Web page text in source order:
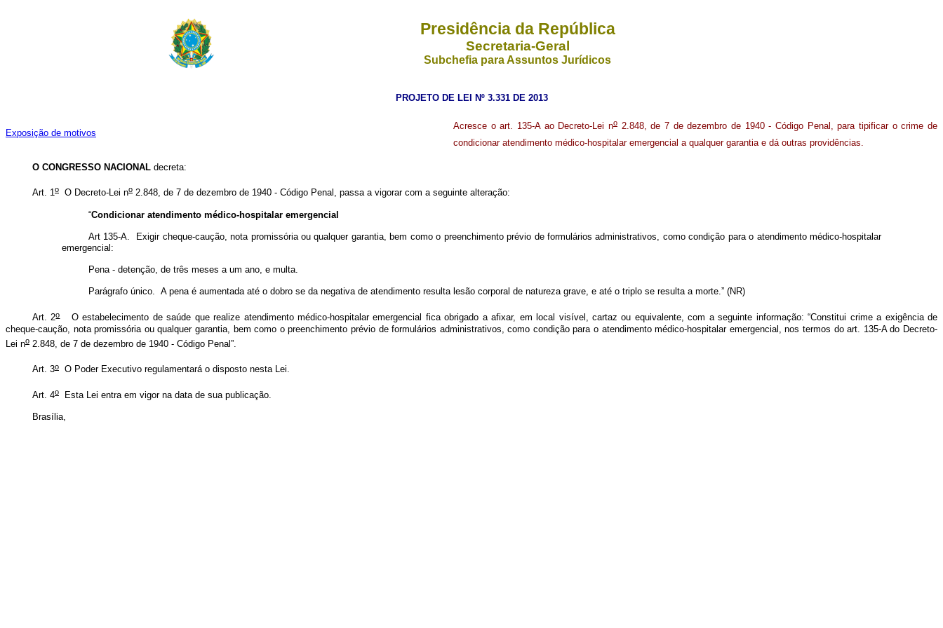
Presidência da República
Secretaria-Geral
Subchefia para Assuntos Jurídicos
PROJETO DE LEI Nº 3.331 DE 2013
Exposição de motivos
Acresce o art. 135-A ao Decreto-Lei no 2.848, de 7 de dezembro de 1940 - Código Penal, para tipificar o crime de
condicionar atendimento médico-hospitalar emergencial a qualquer garantia e dá outras providências.
O CONGRESSO NACIONAL decreta:
Art. 1o O Decreto-Lei no 2.848, de 7 de dezembro de 1940 - Código Penal, passa a vigorar com a seguinte alteração:
“Condicionar atendimento médico-hospitalar emergencial
Art 135-A. Exigir cheque-caução, nota promissória ou qualquer garantia, bem como o preenchimento prévio de formulários administrativos, como condição para o atendimento médico-hospitalar
emergencial:
Pena - detenção, de três meses a um ano, e multa.
Parágrafo único. A pena é aumentada até o dobro se da negativa de atendimento resulta lesão corporal de natureza grave, e até o triplo se resulta a morte.” (NR)
Art. 2oO estabelecimento de saúde que realize atendimento médico-hospitalar emergencial fica obrigado a afixar, em local visível, cartaz ou equivalente, com a seguinte informação: “Constitui crime a exigência de
cheque-caução, nota promissória ou qualquer garantia, bem como o preenchimento prévio de formulários administrativos, como condição para o atendimento médico-hospitalar emergencial, nos termos do art. 135-A do Decreto-
Lei no 2.848, de 7 de dezembro de 1940 - Código Penal”.
Art. 3o O Poder Executivo regulamentará o disposto nesta Lei.
Art. 4o Esta Lei entra em vigor na data de sua publicação.
Brasília,